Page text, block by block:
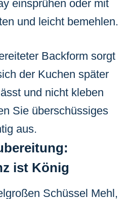
einsprühen oder mit
und leicht bemehlen.
Backform sorgt
der Kuchen später
und nicht kleben
Sie überschüssiges
aus.
ist König
Schüssel Mehl,